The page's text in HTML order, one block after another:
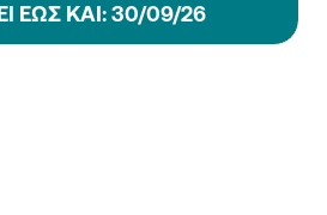
ΕΩΣ ΚΑΙ: 30/09/26